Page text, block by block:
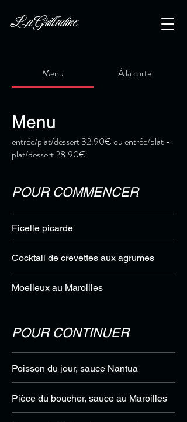
La Grilladine
Menu À la carte
Menu
entrée/plat/dessert 32.90€ ou entrée/plat -
plat/dessert 28.90€
POUR COMMENCER
Ficelle picarde
Cocktail de crevettes aux agrumes
Moelleux au Maroilles
POUR CONTINUER
Poisson du jour, sauce Nantua
Pièce du boucher, sauce au Maroilles